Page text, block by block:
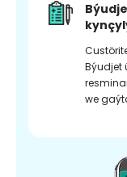
Býudjet
we